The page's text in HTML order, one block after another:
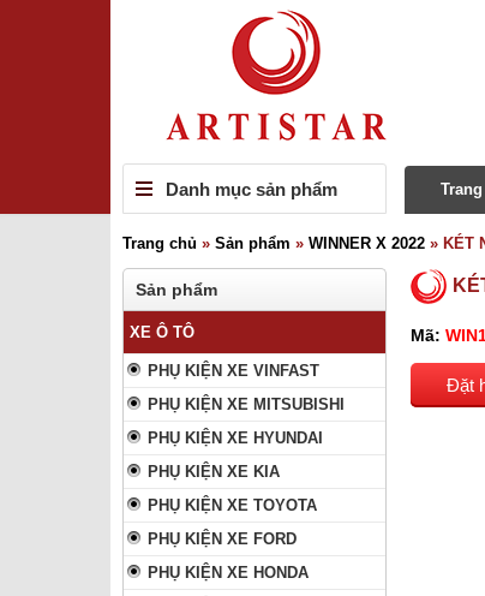
Danh mục sản phẩm
Trang chủ » Sản phẩm » WINNER X 2022 » KÉT
Sản phẩm
XE Ô TÔ
PHỤ KIỆN XE VINFAST
PHỤ KIỆN XE MITSUBISHI
PHỤ KIỆN XE HYUNDAI
PHỤ KIỆN XE KIA
PHỤ KIỆN XE TOYOTA
PHỤ KIỆN XE FORD
PHỤ KIỆN XE HONDA
Mã:
Đặt